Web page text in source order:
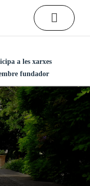
a les xarxes
fundador